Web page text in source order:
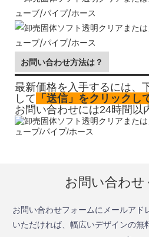
お問い合わせ方法は？
最新価格を入手するには、
して 「送信」をクリックし
お問い合わせには24時間以
お問い合わせ
お問い合わせフォームにメールアド
いただければ、幅広いデザインの無